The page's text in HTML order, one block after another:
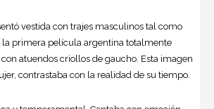
vestida con trajes masculinos tal como
la primera película argentina totalmente
atuendos criollos de gaucho. Esta imagen
contrastaba con la realidad de su tiempo.